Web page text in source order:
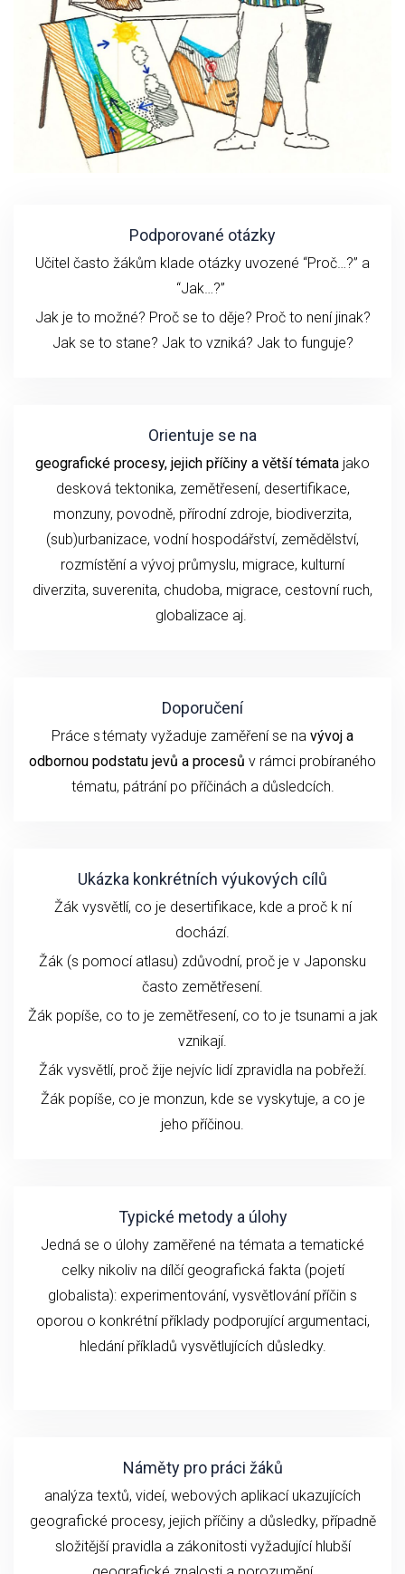
Podporované otázky
Učitel často žákům klade otázky uvozené “Proč…?” a
“Jak…?”
Jak je to možné? Proč se to děje? Proč to není jinak?
Jak se to stane? Jak to vzniká? Jak to funguje?
Orientuje se na
geografické procesy, jejich příčiny a větší témata jako
desková tektonika, zemětřesení, desertifikace,
monzuny, povodně, přírodní zdroje, biodiverzita,
(sub)urbanizace, vodní hospodářství, zemědělství,
rozmístění a vývoj průmyslu, migrace, kulturní
diverzita, suverenita, chudoba, migrace, cestovní ruch,
globalizace aj.
Doporučení
Práce s tématy vyžaduje zaměření se na vývoj a
odbornou podstatu jevů a procesů v rámci probíraného
tématu, pátrání po příčinách a důsledcích.
Ukázka konkrétních výukových cílů
Žák vysvětlí, co je desertifikace, kde a proč k ní
dochází.
Žák (s pomocí atlasu) zdůvodní, proč je v Japonsku
často zemětřesení.
Žák popíše, co to je zemětřesení, co to je tsunami a jak
vznikají.
Žák vysvětlí, proč žije nejvíc lidí zpravidla na pobřeží.
Žák popíše, co je monzun, kde se vyskytuje, a co je
jeho příčinou.
Typické metody a úlohy
Jedná se o úlohy zaměřené na témata a tematické
celky nikolivna dílčí geografická fakta (pojetí
globalista): experimentování, vysvětlování příčin s
oporou o konkrétní příklady podporující argumentaci,
hledání příkladů vysvětlujících důsledky.
Náměty pro práci žáků
analýza textů, videí, webových aplikací ukazujících
geografické procesy, jejich příčiny a důsledky, případně
složitější pravidla a zákonitosti vyžadující hlubší